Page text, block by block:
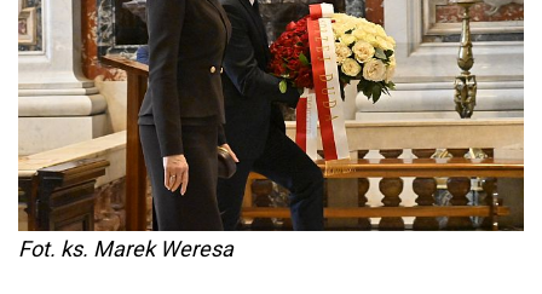
Fot. ks. Marek Weresa